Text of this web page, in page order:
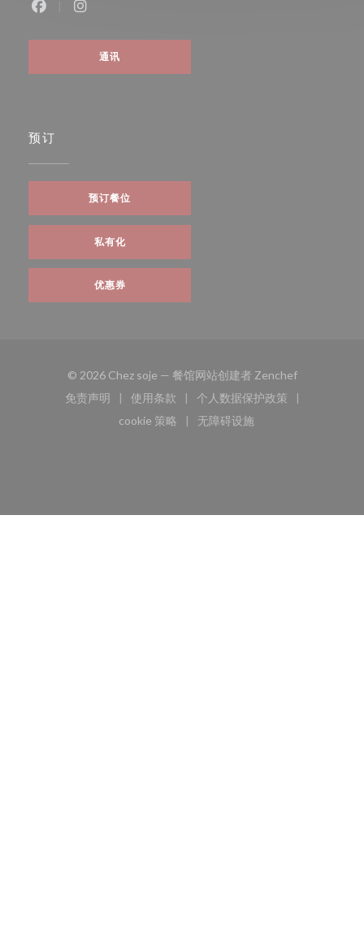
通讯
预订
预订餐位
私有化
优惠券
© 2026 Chez soje — 餐馆网站创建者 Zenchef((在新窗口中
免责声明
((在新窗口中打开))
使用条款
((在新窗口中打开))
个人数据保护政策
((在新窗口中打开))
cookie 策略
((在新窗口中打开))
无障碍设施
((在新窗口中打开))